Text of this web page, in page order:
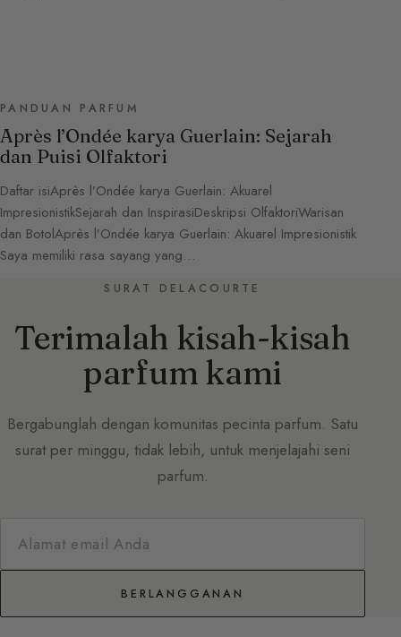
PANDUAN PARFUM
Après l’Ondée karya Guerlain: Sejarah
dan Puisi Olfaktori
Daftar isiAprès l’Ondée karya Guerlain: Akuarel
ImpresionistikSejarah dan InspirasiDeskripsi OlfaktoriWarisan
dan BotolAprès l’Ondée karya Guerlain: Akuarel Impresionistik
Saya memiliki rasa sayang yang…
SURAT DELACOURTE
Terimalah kisah-kisah
parfum kami
Bergabunglah dengan komunitas pecinta parfum. Satu
surat per minggu, tidak lebih, untuk menjelajahi seni
parfum.
BERLANGGANAN